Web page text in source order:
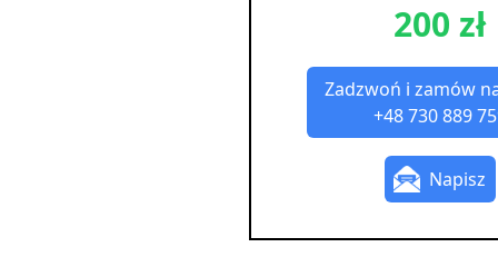
200 zł
Zadzwoń i zamów
+48 730 889
Napisz